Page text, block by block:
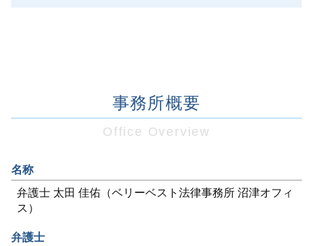
事務所概要
Office Overview
名称
弁護士 太田 佳佑（ベリーベスト法律事務所 沼津オフィ
ス）
弁護士